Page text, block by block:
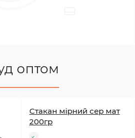
оптом
Стакан мірний сер мат
200гр